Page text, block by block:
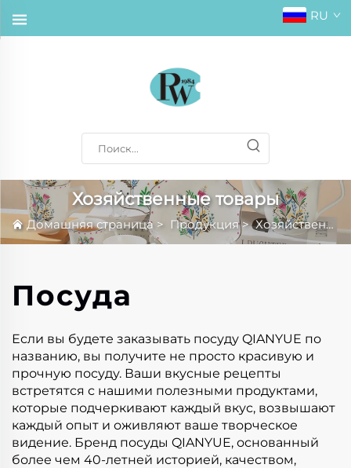
RU
Хозяйственные товары
Домашняя страница > Продукция>Хозяйственные товары
Посуда
Если вы будете заказывать посуду QIANYUE по
названию, вы получите не просто красивую и
прочную посуду. Ваши вкусные рецепты
встретятся с нашими полезными продуктами,
которые подчеркивают каждый вкус, возвышают
каждый опыт и оживляют ваше творческое
видение. Бренд посуды QIANYUE, основанный
более чем 40-летней историей, качеством,